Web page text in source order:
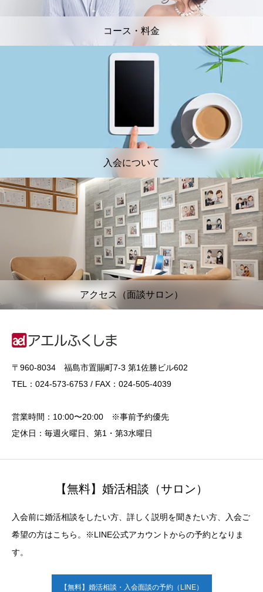
コース・料金
入会について
アクセス（面談サロン）
〒960-8034 福島市置賜町7-3 第1佐勝ビル602
TEL：024-573-6753 / FAX：024-505-4039
営業時間：10:00〜20:00 ※事前予約優先
定休日：毎週火曜日、第1・第3水曜日
【無料】婚活相談（サロン）
入会前に婚活相談をしたい方、詳しく説明を聞きたい方、入会ご
希望の方はこちら。※LINE公式アカウントからの予約となりま
す。
【無料】婚活相談・入会面談の予約（LINE）